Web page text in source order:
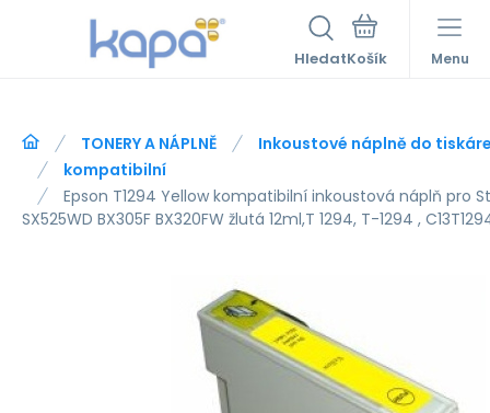
Hledat Menu
TONERY A NÁPLNĚ
Inkoustové náplně do
kompatibilní
Epson T1294 Yellow kompatibilní inkoustová náplň pro
SX525WD BX305F BX320FW žlutá 12ml,T 1294, T-1294 ,